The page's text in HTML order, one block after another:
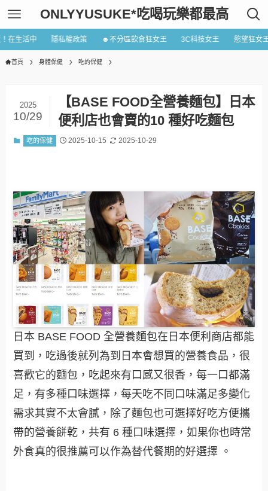
ONLYYUSUKE*吃喝玩樂都最高
在生活中 隱私權政策 ☻不分區飲食狂女王 3C科技女王 慾望狂女
首頁 身體保健 吃的保健
【BASE FOOD全營養麵包】日本
便利店也會賣的10 種好吃麵包
2025
10/29
吃的保健 2025-10-15 2025-10-29
日本 BASE FOOD 全營養麵包在日本便利商店都能
買到，吃過後就列為到日本會想買的營養食品，很
喜歡它的麵包，吃起來有口感又很香，每一口都滿
足，有多種口味選擇，每天吃不同口味滿足多變化
需求其實不太會膩，除了麵包也可選擇好吃方便攜
帶的營養餅乾，共有 6 種口味選擇，如果你也時常
外食真的很推薦可以作為替代餐期的好選擇 。